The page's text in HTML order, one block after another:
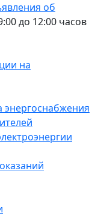
об
до 12:00 часов
на
энергоснабжения